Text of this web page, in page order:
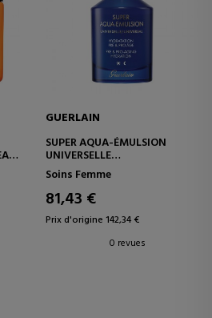
GUERLAIN
SUPER AQUA-ÉMULSION
UNIVERSELLE
SOIN HYDRATANT
CONCENTRÉ
Soins Femme
81,43 €
Prix d'origine 142,34 €
0 revues